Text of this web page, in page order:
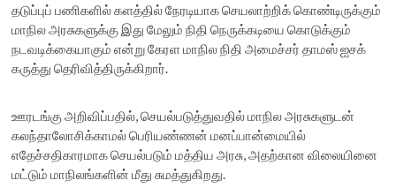
தடுப்புப் பணிகளில் களத்தில் நேரடியாக செயலாற்றிக் கொண்டிருக்கும்
மாநில அரசுகளுக்கு இது மேலும் நிதி நெருக்கடியை கொடுக்கும்
நடவடிக்கையாகும் என்று கேரள மாநில நிதி அமைச்சர் தாமஸ் ஐசக்
கருத்து தெரிவித்திருக்கிறார்.
ஊரடங்கு அறிவிப்பதில், செயல்படுத்துவதில் மாநில அரசுகளுடன்
கலந்தாலோசிக்காமல் பெரியண்ணன் மனப்பான்மையில்
எதேச்சதிகாரமாக செயல்படும் மத்திய அரசு, அதற்கான விலையினை
மட்டும் மாநிலங்களின் மீது சுமத்துகிறது.